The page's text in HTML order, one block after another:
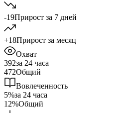
-19Прирост за 7 дней
+18Прирост за месяц
Охват
392за 24 часа
472Общий
Вовлеченность
5%за 24 часа
12%Общий